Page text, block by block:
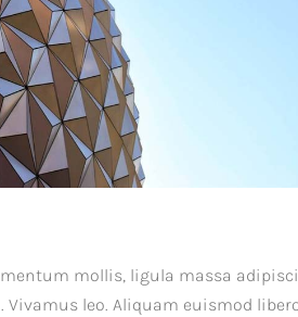
mollis, ligula massa
leo. Aliquam euismod